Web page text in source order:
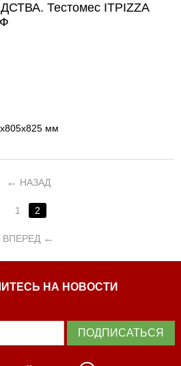
Тестомес ITPIZZA
мм
НАЗАД
1 2
ВПЕРЕД
НА НОВОСТИ
ПОДПИСАТЬСЯ